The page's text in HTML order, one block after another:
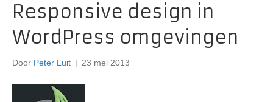
Responsive design in
WordPress omgevingen
Door Peter Luit | 23 mei 2013